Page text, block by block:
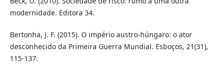
modernidade. Editora 34.
Bertonha, J. F. (2015). O império austro-húngaro: o ator
desconhecido da Primeira Guerra Mundial. Esboços, 21(31),
115-137.